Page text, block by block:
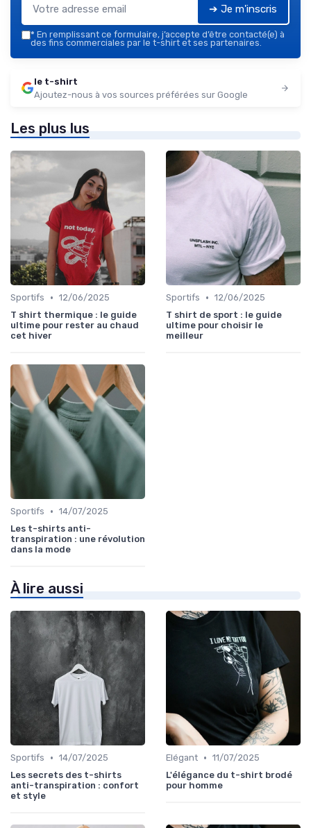
➔ Je m'inscris
* En remplissant ce formulaire, j’accepte d’être contacté(e) à
des fins commerciales par le t-shirt et ses partenaires.
le t-shirt
Ajoutez-nous à vos sources préférées sur Google
Les plus lus
Sportifs • 12/06/2025
T shirt thermique : le guide
ultime pour rester au chaud
cet hiver
Sportifs • 12/06/2025
T shirt de sport : le guide
ultime pour choisir le
meilleur
Sportifs • 14/07/2025
Les t-shirts anti-
transpiration : une révolution
dans la mode
À lire aussi
Sportifs • 14/07/2025
Les secrets des t-shirts
anti-transpiration : confort
et style
Elégant • 11/07/2025
L'élégance du t-shirt brodé
pour homme